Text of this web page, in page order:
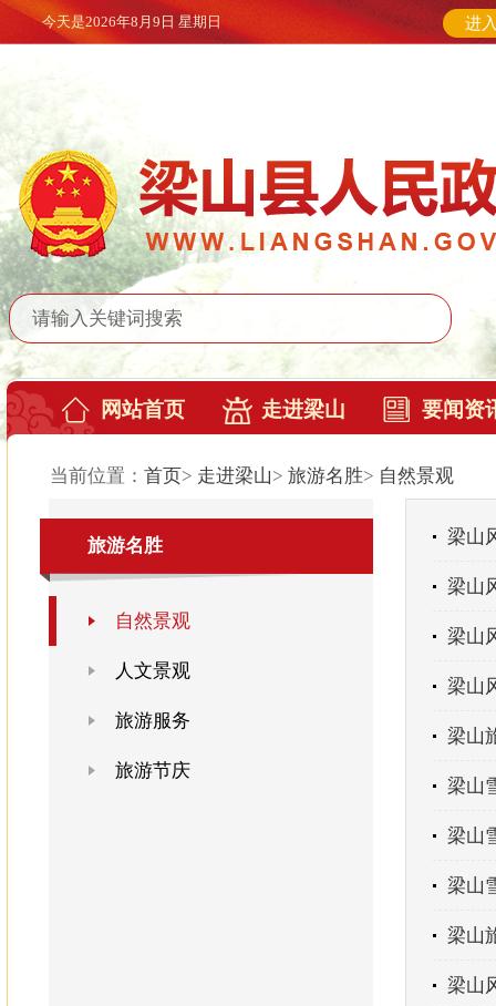
今天是2026年8月9日 星期日 进
网站首页 走进梁山 要闻资
当前位置： 首页> 走进梁山> 旅游名胜> 自然景观
旅游名胜
自然景观
人文景观
旅游服务
旅游节庆
梁山
梁山
梁山
梁山
梁山
梁山
梁山
梁山
梁山
梁山